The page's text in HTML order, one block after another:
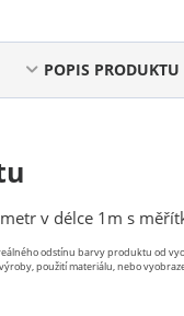
POPIS PRODUKTU
v délce 1m s
odstínu barvy produktu od
použití materiálu, nebo